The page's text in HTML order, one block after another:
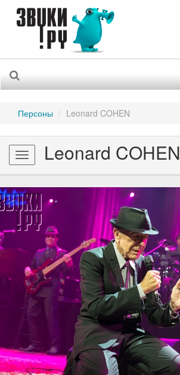
Персоны Leonard COHEN
Toggle
navigation
Leonard COHEN